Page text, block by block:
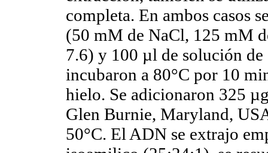
completa. En ambos casos
(50 mM de NaCl, 125 mM
7.6) y 100 µl de solución de
incubaron a 80°C por 10
hielo. Se adicionaron 325
Glen Burnie, Maryland,
50°C. El ADN se extrajo